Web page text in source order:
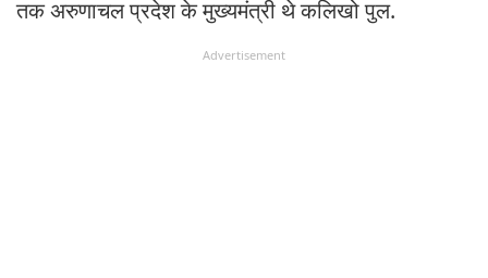
तक अरुणाचल प्रदेश के मुख्यमंत्री थे कलिखो पुल.
Advertisement